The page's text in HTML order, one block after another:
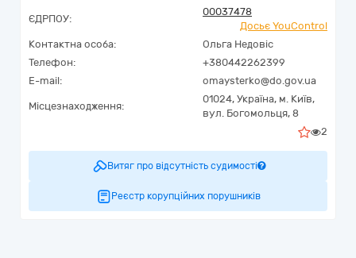
ЄДРПОУ:
00037478
Досьє YouControl
Контактна особа:
Ольга Недовіс
Телефон:
+380442262399
E-mail:
omaysterko@do.gov.ua
Місцезнаходження:
01024, Україна, м. Київ,
вул. Богомольця, 8
2
Витяг про відсутність судимості
Реєстр корупційних порушників